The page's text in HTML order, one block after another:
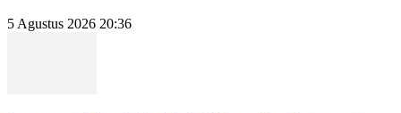
5 Agustus 2026 20:36